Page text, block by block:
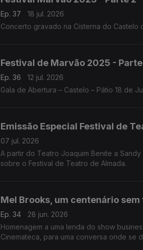
Ep. 37
18 jul. 2026
Concerto gravado na Cisterna do Castelo
Festival de Marvão 2025 - Parte
Ep. 36
12 jul. 2026
Gala de Abertura – Castelo – Pátio 18 de
Emissão Especial Festival de
07 jul. 2026
A partir do Teatro Joaquim Benite a
sobre o Festival de Teatro de Almada.
Mel Brooks, um centenário
Ep. 34
28 jun. 2026
Homenagem a uma lenda do show
Cinemateca, para uma conversa onde se